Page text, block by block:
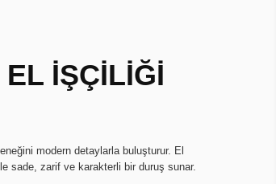
İŞÇİLİĞİ
modern detaylarla buluşturur. El
sade, zarif ve karakterli bir duruş sunar.